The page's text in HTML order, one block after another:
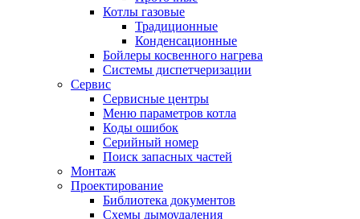
Котлы газовые
Традиционные
Конденсационные
Бойлеры косвенного нагрева
Системы диспетчеризации
Сервис
Сервисные центры
Меню параметров котла
Коды ошибок
Серийный номер
Поиск запасных частей
Монтаж
Проектирование
Библиотека документов
Схемы дымоудаления